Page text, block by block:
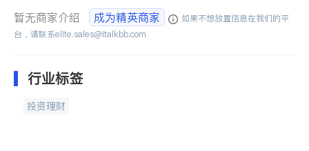
暂无商家介绍 成为精英商家
如果不想放置信息在我们的平
台，请联系elite.sales@italkbb.com
行业标签
投资理财